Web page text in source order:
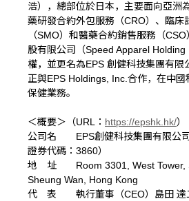
浩），總部位於日本，主要面向亞洲
藥研發合約外包服務（CRO）、臨床
（SMO）和醫藥合約銷售服務（
股有限公司（Speed Apparel
權，並更名為EPS 創健科技集團有限
正與EPS Holdings, Inc.合作，在中
保健業務。
＜概要＞（URL： https://epshk.hk/）
公司名 EPS創健科技集團有限公
證券代碼：3860）
地 址 Room 3301, West Tower,
Sheung Wan, Hong Kong
代 表 執行董事（CEO）島田 達